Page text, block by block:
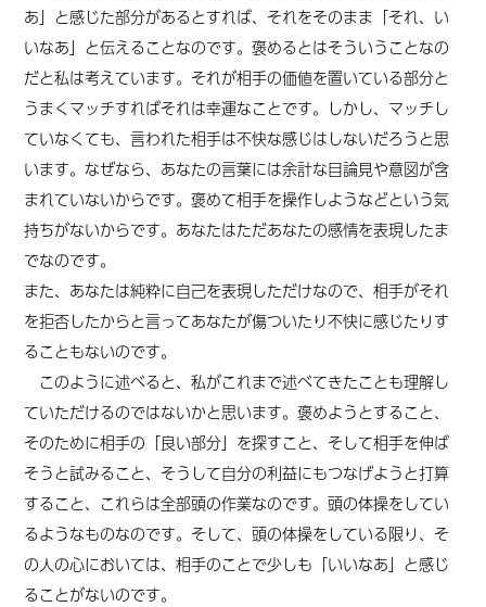
あ」と感じた部分があるとすれば、それをそのまま「それ、い
いなあ」と伝えることなのです。褒めるとはそういうことなの
だと私は考えています。それが相手の価値を置いている部分と
うまくマッチすればそれは幸運なことです。しかし、マッチし
ていなくても、言われた相手は不快な感じはしないだろうと思
います。なぜなら、あなたの言葉には余計な目論見や意図が含
まれていないからです。褒めて相手を操作しようなどという気
持ちがないからです。あなたはただあなたの感情を表現したま
でなのです。
また、あなたは純粋に自己を表現しただけなので、相手がそれ
を拒否したからと言ってあなたが傷ついたり不快に感じたりす
ることもないのです。
このように述べると、私がこれまで述べてきたことも理解し
ていただけるのではないかと思います。褒めようとすること、
そのために相手の「良い部分」を探すこと、そして相手を伸ば
そうと試みること、そうして自分の利益にもつなげようと打算
すること、これらは全部頭の作業なのです。頭の体操をしてい
るようなものなのです。そして、頭の体操をしている限り、 そ
の人の心においては、相手のことで少しも「いいなあ」と感じ
ることがないのです。